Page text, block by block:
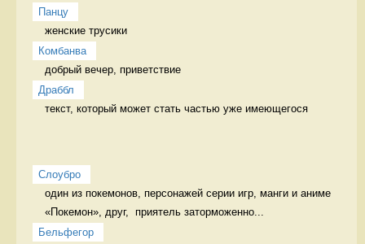
Панцу
женские трусики
Комбанва
добрый вечер, приветствие
Драббл
текст, который может стать частью уже имеющегося
Слоубро
один из покемонов, персонажей серии игр, манги и аниме
«Покемон», друг,  приятель заторможенно...
Бельфегор